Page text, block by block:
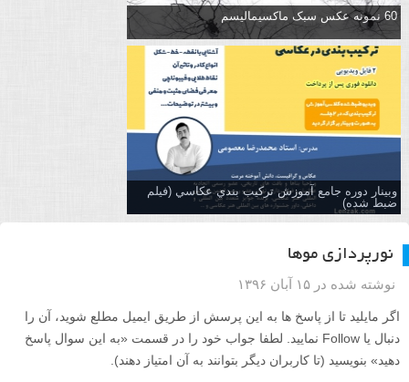
60 نمونه عکس سبک ماکسیمالیسم
وبینار دوره جامع آموزش تركيب بندي عكاسي (فیلم
ضبط شده)
نورپردازی موها
نوشته شده در ۱۵ آبان ۱۳۹۶
اگر مایلید تا از پاسخ ها به این پرسش از طریق ایمیل مطلع شوید، آن را
دنبال یا Follow نمایید. لطفا جواب خود را در قسمت «به این سوال پاسخ
دهید» بنویسید (تا کاربران دیگر بتوانند به آن امتیاز دهند).